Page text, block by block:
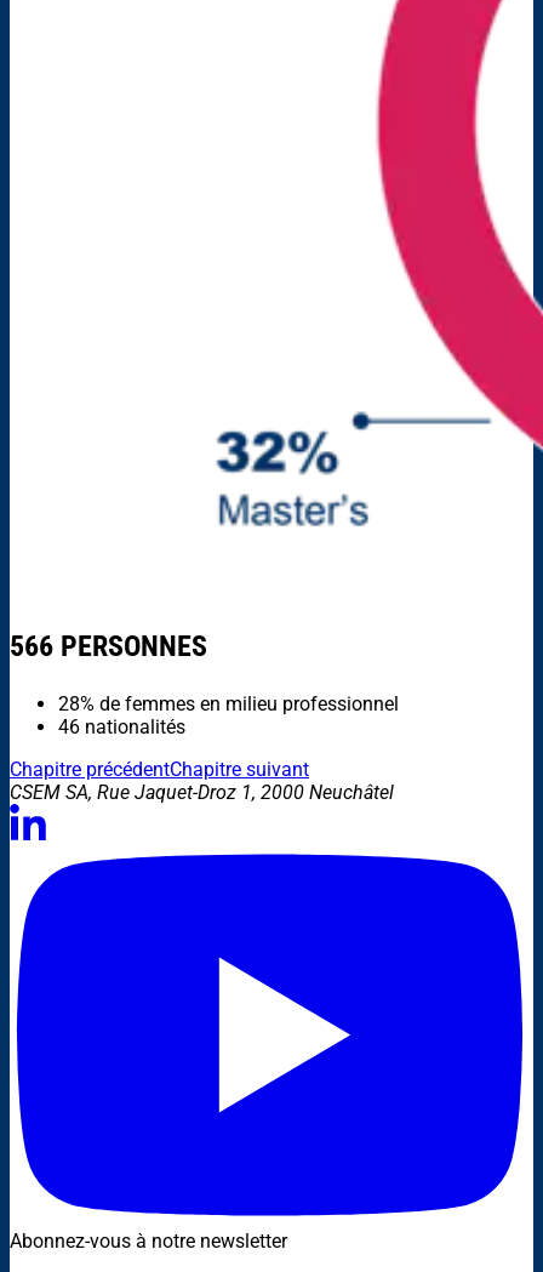
566 PERSONNES
28% de femmes en milieu professionnel
46 nationalités
Chapitre précédentChapitre suivant
CSEM SA, Rue Jaquet-Droz 1, 2000 Neuchâtel
Abonnez-vous à notre newsletter